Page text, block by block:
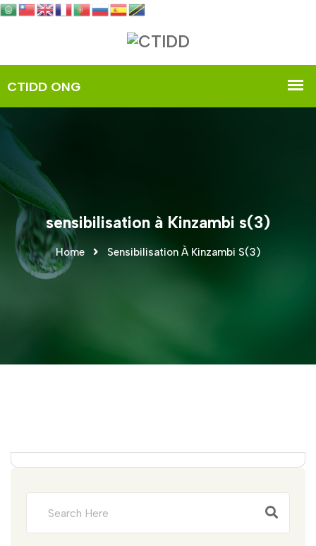
sensibilisation à Kinzambi s(3)
Home Sensibilisation À Kinzambi S(3)